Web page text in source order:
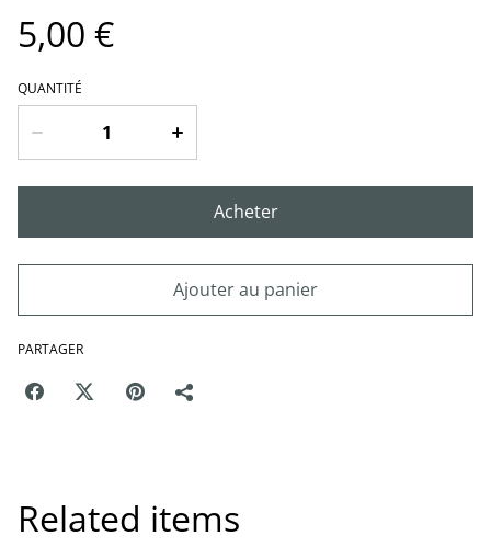
5,00 €
QUANTITÉ
Acheter
Ajouter au panier
PARTAGER
Related items